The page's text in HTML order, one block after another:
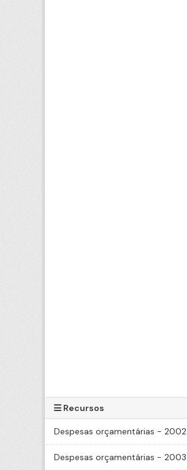
Recursos
Despesas orçamentárias - 2002
Despesas orçamentárias - 2003